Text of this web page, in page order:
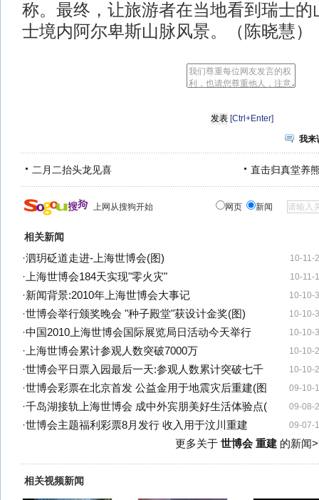
称。最终，让旅游者在当地看到瑞士的
士境内阿尔卑斯山脉风景。（陈晓慧）
[Ctrl+Enter]
我来
二月二抬头龙见喜 直击归真堂养
上网从搜狗开始 网页 新闻
相关新闻
10-11-
·泗玥砭道走进-上海世博会(图)
10-11-
· 上海世博会184天实现"零火灾"
10-10-
·新闻背景:2010年上海世博会大事记
10-10-
·世博会举行颁奖晚会 "种子殿堂"获设计金奖(图)
10-10-
·中国2010上海世博会国际展览局日活动今天举行
10-10-
· 上海世博会累计参观人数突破7000万
10-10-
·世博会平日票入园最后一天:参观人数累计突破七千
09-10-
·世博会彩票在北京首发 公益金用于地震灾后重建(图
09-08-
·千岛湖接轨上海世博会 成中外宾朋美好生活体验点(
09-07-
·世博会主题福利彩票8月发行 收入用于汶川重建
更多关于 世博会 重建的新闻
相关视频新闻